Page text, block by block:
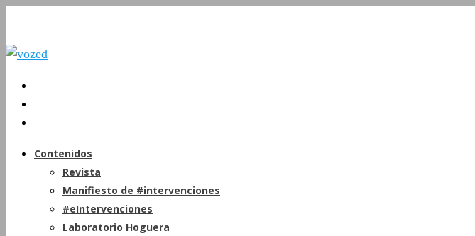
Contenidos
Revista
Manifiesto de #intervenciones
#eIntervenciones
Laboratorio Hoguera